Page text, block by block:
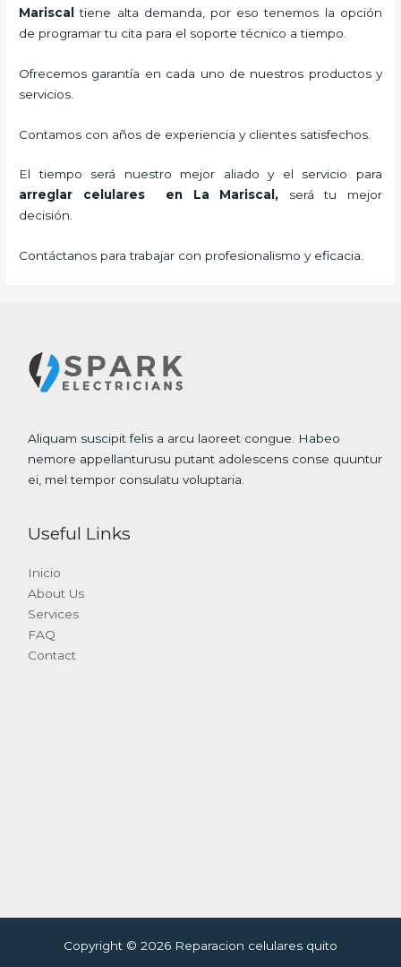
Mariscal
tiene alta demanda, por eso tenemos la opción
de programar tu cita para el soporte técnico a tiempo.
Ofrecemos garantía en cada uno de nuestros productos y
servicios.
Contamos con años de experiencia y clientes satisfechos.
El tiempo será nuestro mejor aliado y el servicio para
arreglar celulares en La Mariscal, será tu mejor
decisión.
Contáctanos para trabajar con profesionalismo y eficacia.
Aliquam suscipit felis a arcu laoreet congue. Habeo
nemore appellanturusu putant adolescens conse quuntur
ei, mel tempor consulatu voluptaria.
Useful Links
Inicio
About Us
Services
FAQ
Contact
Copyright © 2026 Reparacion celulares quito